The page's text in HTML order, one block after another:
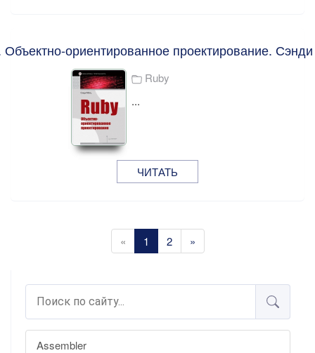
Assembler
Объектно-ориентированное проектирование.
Ruby
...
ЧИТАТЬ
« 1 2 »